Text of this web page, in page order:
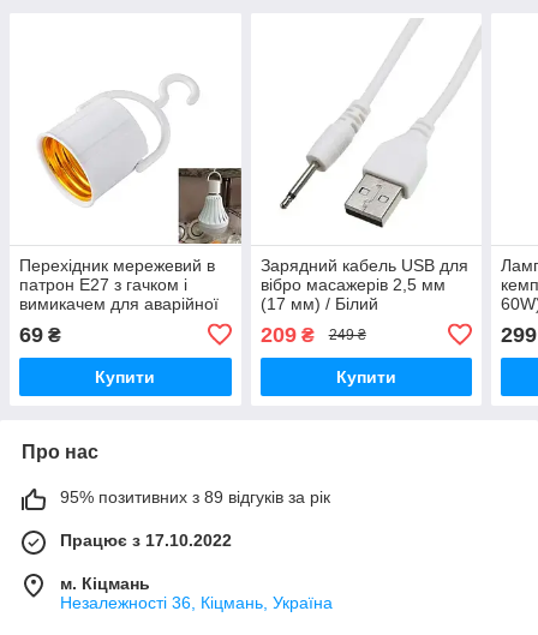
Перехідник мережевий в
патрон Е27 з гачком і
вимикачем для аварійної
69 ₴
Купити
Зарядний кабель USB для
вібро масажерів 2,5 мм
(17 мм) / Білий
209₴ 249 ₴
Купити
299
Про нас
95% позитивних з 89 відгуків за рік
Працює з 17.10.2022
м. Кіцмань
Незалежності 36, Кіцмань, Україна